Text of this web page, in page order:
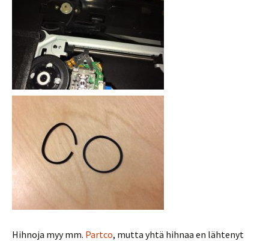
Hihnoja myy mm. Partco, mutta yhtä hihnaa en lähtenyt